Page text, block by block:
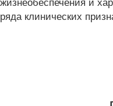
ряда клинических